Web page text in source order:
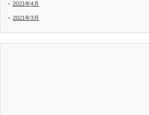
2021年4月
2021年3月